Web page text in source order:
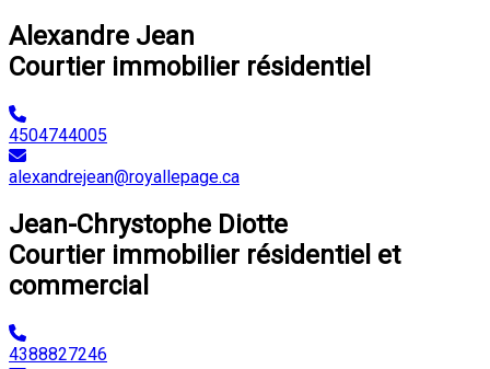
Alexandre Jean
Courtier immobilier résidentiel
4504744005
alexandrejean@royallepage.ca
Jean-Chrystophe Diotte
Courtier immobilier résidentiel et
commercial
4388827246